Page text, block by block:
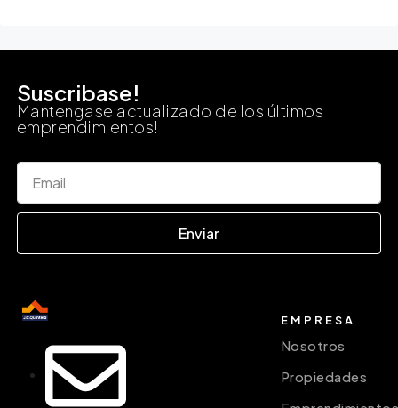
Suscribase!
Mantengase actualizado de los últimos
emprendimientos!
Enviar
EMPRESA
Nosotros
Propiedades